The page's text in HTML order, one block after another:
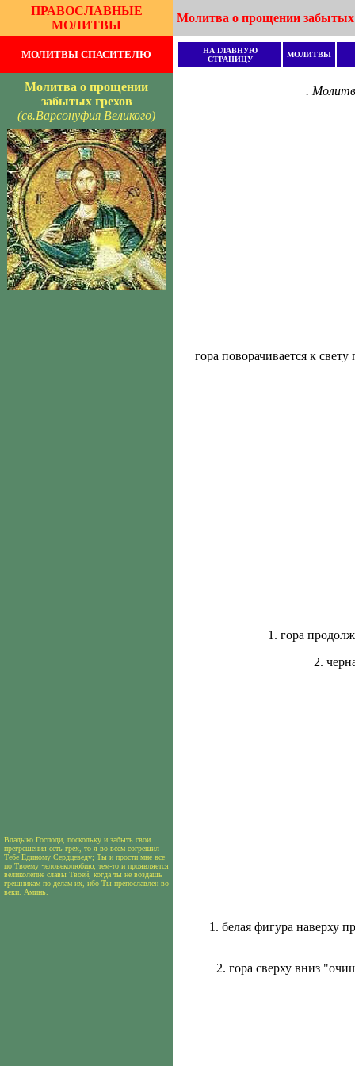
ПРАВОСЛАВНЫЕ
МОЛИТВЫ
Молитва о прощении забытых
МОЛИТВЫ СПАСИТЕЛЮ
НА ГЛАВНУЮ
СТРАНИЦУ
МОЛИТВЫ
Молитва о прощении
забытых грехов
(св.Варсонуфия Великого)
.
гора поворачивается к
1. гора
2.
1. белая фигура наверху
2. гора сверху вниз
Владыко Господи, поскольку и забыть свои
прегрешения есть грех, то я во всем согрешил
Тебе Единому Сердцеведу; Ты и прости мне все
по Твоему человеколюбию; тем-то и проявляется
великолепие славы Твоей, когда ты не воздашь
грешникам по делам их, ибо Ты препославлен во
веки. Аминь.